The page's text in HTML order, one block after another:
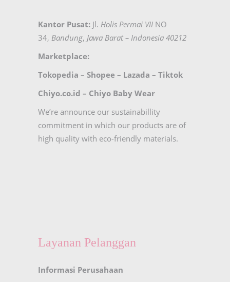
Kantor Pusat: Jl. Holis Permai VII NO
34, Bandung, Jawa Barat – Indonesia 40212
Marketplace:
Tokopedia – Shopee – Lazada – Tiktok
Chiyo.co.id – Chiyo Baby Wear
We’re announce our sustainabillity
commitment in which our products are of
high quality with eco-friendly materials.
Layanan Pelanggan
Informasi Perusahaan